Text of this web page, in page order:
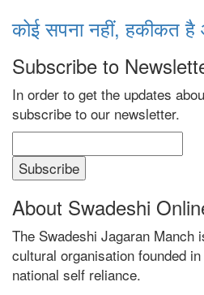
कोई सपना नहीं, हकीकत है
Subscribe to
In order to get the updates
subscribe to our newsletter.
About Swadeshi
The Swadeshi Jagaran Manch
cultural organisation founded
national self reliance.